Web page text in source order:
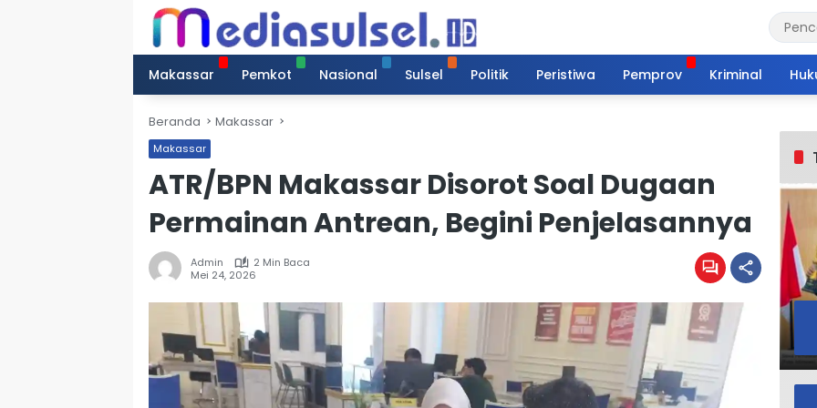
Makassar
Pemkot Nasional Sulsel Politik Peristiwa Pemprov Kriminal
Beranda Makassar
Makassar
ATR/BPN Makassar Disorot Soal Dugaan
Permainan Antrean, Begini Penjelasannya
Admin
2 Min Baca
Mei 24, 2026